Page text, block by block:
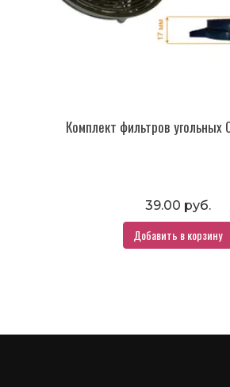
Комплект фильтров угольных
39.00 руб.
Добавить в корзину